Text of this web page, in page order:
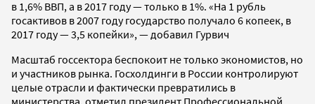
в 1,6% ВВП, а в 2017 году — только в 1%. «На 1 рубль
госактивов в 2007 году государство получало 6 копеек, в
2017 году — 3,5 копейки», — добавил Гурвич
Масштаб госсектора беспокоит не только экономистов, но
и участников рынка. Госхолдинги в России контролируют
целые отрасли и фактически превратились в
министерства, отметил президент Профессиональной